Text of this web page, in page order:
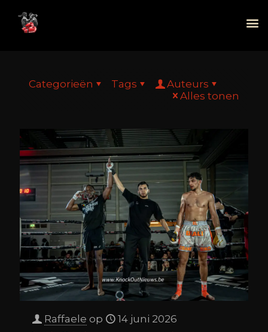
Categorieën Tags
Auteurs
Alles tonen
Raffaele op 14 juni 2026